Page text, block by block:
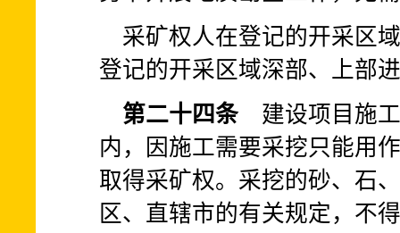
采矿权人在登记的开采区
登记的开采区域深部、上部
第二十四条建设项目施工
内，因施工需要采挖只能用
取得采矿权。采挖的砂、石
区、直辖市的有关规定，不